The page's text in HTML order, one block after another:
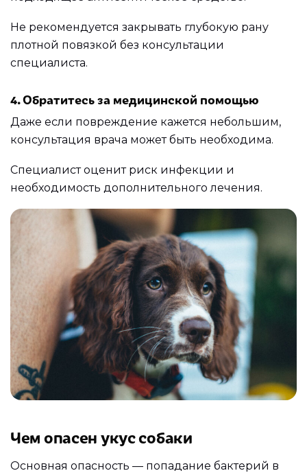
Не рекомендуется закрывать глубокую рану
плотной повязкой без консультации
специалиста.
4. Обратитесь за медицинской помощью
Даже если повреждение кажется небольшим,
консультация врача может быть необходима.
Специалист оценит риск инфекции и
необходимость дополнительного лечения.
Чем опасен укус собаки
Основная опасность — попадание бактерий в